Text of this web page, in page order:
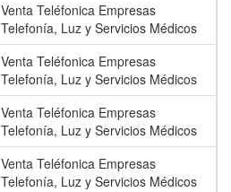
Venta Teléfonica Empresas
Telefonía, Luz y Servicios Médicos
Venta Teléfonica Empresas
Telefonía, Luz y Servicios Médicos
Venta Teléfonica Empresas
Telefonía, Luz y Servicios Médicos
Venta Teléfonica Empresas
Telefonía, Luz y Servicios Médicos